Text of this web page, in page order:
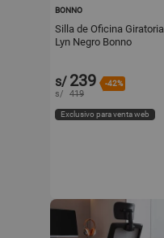
BONNO
Silla de Oficina Giratoria
Lyn Negro Bonno
s/ 239 -42%
s/ 419
Exclusivo para venta web